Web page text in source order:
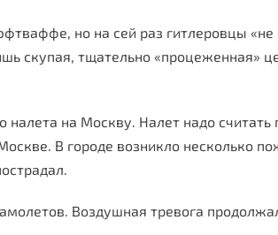
но на сей раз гитлеровцы
скупая, тщательно «процеженная»
на Москву. Налет надо
В городе возникло несколько
Воздушная тревога